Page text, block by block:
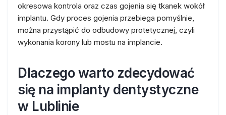
okresowa kontrola oraz czas gojenia się tkanek wokół
implantu. Gdy proces gojenia przebiega pomyślnie,
można przystąpić do odbudowy protetycznej, czyli
wykonania korony lub mostu na implancie.
Dlaczego warto zdecydować
się na implanty dentystyczne
w Lublinie